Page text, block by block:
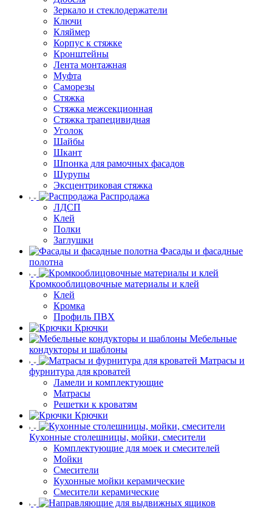
Зеркало и стеклодержатели
Ключи
Кляймер
Корпус к стяжке
Кронштейны
Лента монтажная
Муфта
Саморезы
Стяжка
Стяжка межсекционная
Стяжка трапецивидная
Уголок
Шайбы
Шкант
Шпонка для рамочных фасадов
Шурупы
Эксцентриковая стяжка
Распродажа
ЛДСП
Клей
Полки
Заглушки
Фасады и фасадные
полотна
Кромкооблицовочные материалы и клей
Клей
Кромка
Профиль ПВХ
Крючки
Мебельные
кондукторы и шаблоны
Матрасы и
фурнитура для кроватей
Ламели и комплектующие
Матрасы
Решетки к кроватям
Крючки
Кухонные столешницы, мойки, смесители
Комплектующие для моек и смесителей
Мойки
Смесители
Кухонные мойки керамические
Смесители керамические